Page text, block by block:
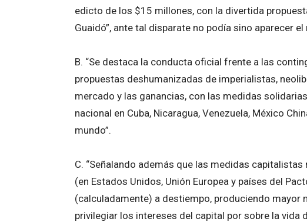
edicto de los $15 millones, con la divertida
Guaidó”, ante tal disparate no podía sino aparecer
B. “Se destaca la conducta oficial frente a las
propuestas deshumanizadas de imperialistas,
mercado y las ganancias, con las medidas
nacional en Cuba, Nicaragua, Venezuela, México
mundo”.
C. “Señalando además que las medidas
(en Estados Unidos, Unión Europea y países del
(calculadamente) a destiempo, produciendo
privilegiar los intereses del capital por sobre la vida